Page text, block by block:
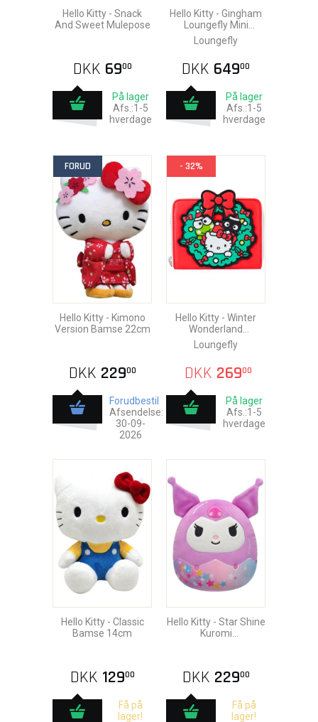
Hello Kitty - Snack
And Sweet Mulepose
DKK 6900
På lager
Afs.:1-5
hverdage
Hello Kitty - Gingham
Loungefly Mini
Rygsæk
Loungefly
DKK 64900
På lager
Afs.:1-5
hverdage
FORUD
Hello Kitty - Kimono
Version Bamse 22cm
DKK 22900
Forudbestil
Afsendelse:
30-09-
2026
- 32%
Hello Kitty - Winter
Wonderland
Loungefly Pung
Loungefly
DKK 26900
På lager
Afs.:1-5
hverdage
Hello Kitty - Classic
Bamse 14cm
DKK 12900
Få på
lager!
Hello Kitty - Star Shine
Kuromi
DKK 22900
Få på
lager!